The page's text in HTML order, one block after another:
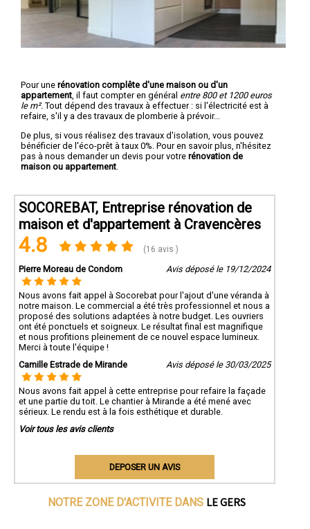
Pour une rénovation complête d'une maison ou d'un
appartement , il faut compter en général entre 800 et 1200 euros
le m². Tout dépend des travaux à effectuer : si l'électricité est à
refaire, s'il y a des travaux de plomberie à prévoir...
De plus, si vous réalisez des travaux d'isolation, vous pouvez
bénéficier de l'éco-prêt à taux 0%. Pour en savoir plus, n'hésitez
pas à nous demander un devis pour votre rénovation de
maison ou appartement
SOCOREBAT, Entreprise rénovation de
maison et d'appartement à Cravencères
4.8 (16 avis )
Pierre Moreau de Condom Avis déposé le 19/12/2024
Nous avons fait appel à Socorebat pour l'ajout d'une véranda à
notre maison. Le commercial a été très professionnel et nous a
proposé des solutions adaptées à notre budget. Les ouvriers
ont été ponctuels et soigneux. Le résultat final est magnifique
et nous profitions pleinement de ce nouvel espace lumineux.
Merci à toute l'équipe !
Camille Estrade de Mirande
Avis déposé le 30/03/2025
Nous avons fait appel à cette entreprise pour refaire la façade
et une partie du toit. Le chantier à Mirande a été mené avec
sérieux. Le rendu est à la fois esthétique et durable.
Voir tous les avis clients
DEPOSER UN AVIS
NOTRE ZONE D'ACTIVITE DANS LE GERS